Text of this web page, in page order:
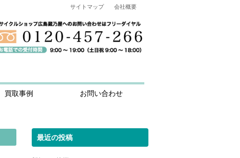
サイトマップ 会社概要
買取事例 お問い合わせ
最近の投稿